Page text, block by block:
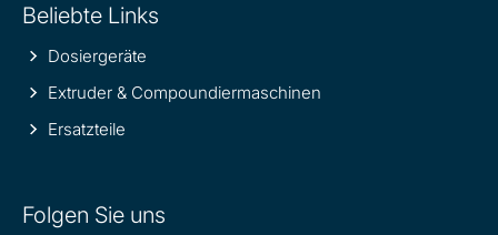
Beliebte Links
Dosiergeräte
Extruder & Compoundiermaschinen
Ersatzteile
Folgen Sie uns